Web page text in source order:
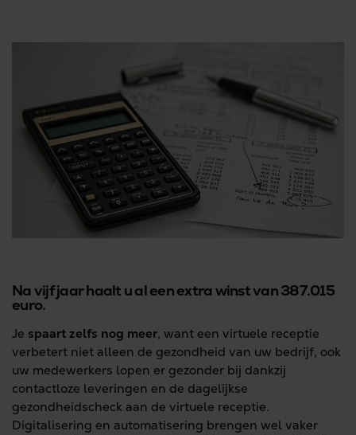
Na vijf jaar haalt u al een extra winst van 387.015
euro.
Je spaart zelfs nog meer, want een virtuele receptie
verbetert niet alleen de gezondheid van uw bedrijf, ook
uw medewerkers lopen er gezonder bij dankzij
contactloze leveringen en de dagelijkse
gezondheidscheck aan de virtuele receptie.
Digitalisering en automatisering brengen wel vaker